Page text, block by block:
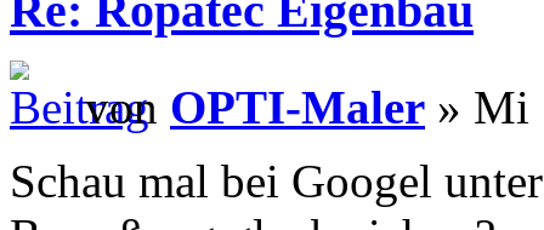
von OPTI-Maler » Mi
Schau mal bei Googel